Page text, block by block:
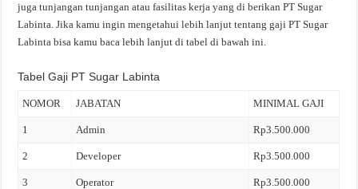
juga tunjangan tunjangan atau fasilitas kerja yang di berikan PT Sugar
Labinta. Jika kamu ingin mengetahui lebih lanjut tentang gaji PT Sugar
Labinta bisa kamu baca lebih lanjut di tabel di bawah ini.
Tabel Gaji PT Sugar Labinta
NOMOR JABATAN MINIMAL GAJI
1 Admin Rp3.500.000
2 Developer Rp3.500.000
3 Operator Rp3.500.000